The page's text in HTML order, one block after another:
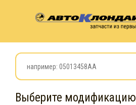
Выберите модификацию